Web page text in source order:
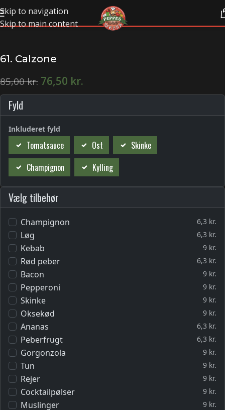
Skip to navigation
Skip to main content
61. Calzone
85,00kr. 76,50 kr.